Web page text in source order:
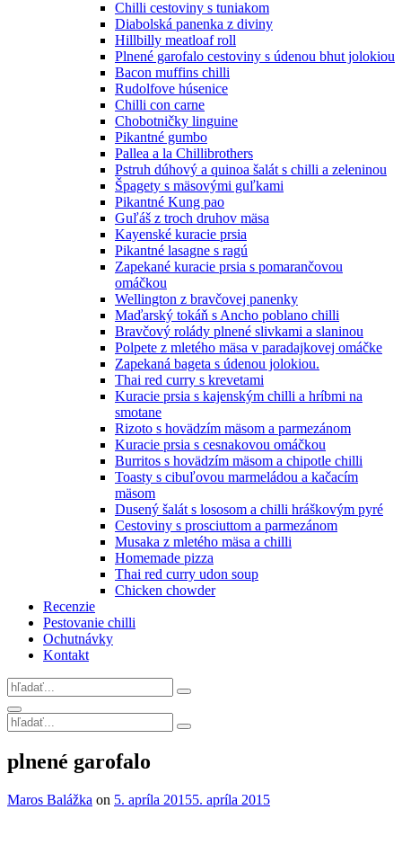
Chilli cestoviny s tuniakom
Diabolská panenka z diviny
Hillbilly meatloaf roll
Plnené garofalo cestoviny s údenou bhut jolokiou
Bacon muffins chilli
Rudolfove húsenice
Chilli con carne
Chobotničky linguine
Pikantné gumbo
Pallea a la Chillibrothers
Pstruh dúhový a quinoa šalát s chilli a zeleninou
Špagety s mäsovými guľkami
Pikantné Kung pao
Guľáš z troch druhov mäsa
Kayenské kuracie prsia
Pikantné lasagne s ragú
Zapekané kuracie prsia s pomarančovou
omáčkou
Wellington z bravčovej panenky
Maďarský tokáň s Ancho poblano chilli
Bravčový rolády plnené slivkami a slaninou
Polpete z mletého mäsa v paradajkovej omáčke
Zapekaná bageta s údenou jolokiou.
Thai red curry s krevetami
Kuracie prsia s kajenským chilli a hríbmi na
smotane
Rizoto s hovädzím mäsom a parmezánom
Kuracie prsia s cesnakovou omáčkou
Burritos s hovädzím mäsom a chipotle chilli
Toasty s cibuľovou marmeládou a kačacím
mäsom
Dusený šalát s lososom a chilli hráškovým pyré
Cestoviny s prosciuttom a parmezánom
Musaka z mletého mäsa a chilli
Homemade pizza
Thai red curry udon soup
Chicken chowder
Recenzie
Pestovanie chilli
Ochutnávky
Kontakt
Search
for:
Search
Search
for:
Site
Overlay
plnené garofalo
By
Maros Balážka on 5. apríla 20155. apríla 2015